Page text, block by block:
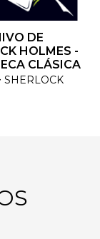
DE
HOLMES -
CLÁSICA
SHERLOCK
DE
HOLMES -
CLÁSICA
SHERLOCK